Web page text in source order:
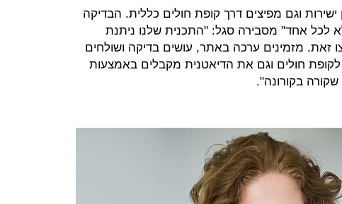
ישירות וגם מפיצים דרך קופת חולים כללית. הבדיקה
לכל אחד" מסבירה סגל: "התכנית שלנו ניתנת
זאת. מזמינים ערכה באתר, עושים בדיקה ושולחים
חולים וגם את הדיאטנית מקבלים באמצעות
שקורה בקורונה".